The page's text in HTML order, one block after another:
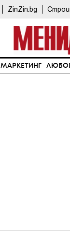
ZinZin.bg
МАРКЕТИНГ